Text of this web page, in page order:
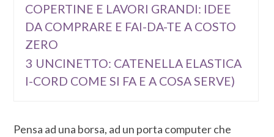
COPERTINE E LAVORI GRANDI: IDEE
DA COMPRARE E FAI-DA-TE A COSTO
ZERO
3 UNCINETTO: CATENELLA ELASTICA
I-CORD COME SI FA E A COSA SERVE)
Pensa ad una borsa, ad un porta computer che